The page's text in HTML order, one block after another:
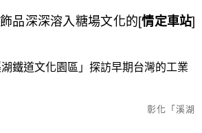
品深深溶入糖場文化的[情定車站]
「溪湖